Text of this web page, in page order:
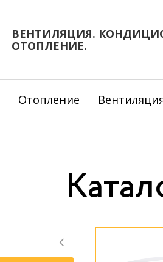
ВЕНТИЛЯЦИЯ.
ОТОПЛЕНИЕ.
Отопление